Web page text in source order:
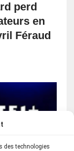
des technologies
perd
en
Féraud